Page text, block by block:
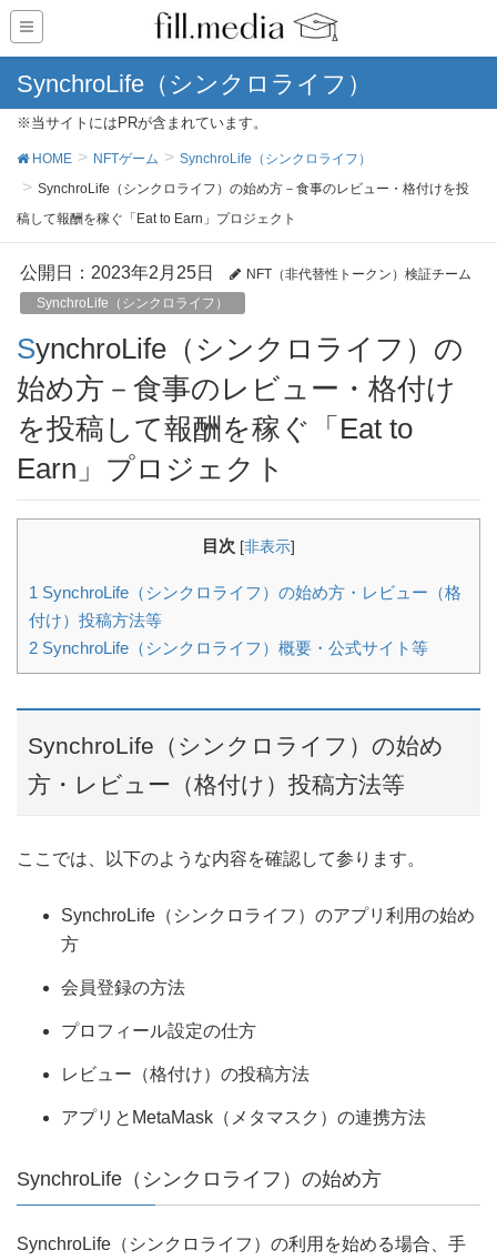
SynchroLife（シンクロライフ）
※当サイトにはPRが含まれています。
HOME NFTゲーム
SynchroLife（シンクロライフ）
SynchroLife（シンクロライフ）の始め方－食事のレビュー・格付けを投
稿して報酬を稼ぐ「Eat to Earn」プロジェクト
公開日： 2023年2月25日
NFT（非代替性トークン）検証チーム
SynchroLife（シンクロライフ）
SynchroLife（シンクロライフ）の
始め方－食事のレビュー・格付け
を投稿して報酬を稼ぐ「Eat to
Earn」プロジェクト
目次 [非表示]
1 SynchroLife（シンクロライフ）の始め方・レビュー（格
付け）投稿方法等
2 SynchroLife（シンクロライフ）概要・公式サイト等
SynchroLife（シンクロライフ）の始め
方・レビュー（格付け）投稿方法等
ここでは、以下のような内容を確認して参ります。
SynchroLife（シンクロライフ）のアプリ利用の始め
方
会員登録の方法
プロフィール設定の仕方
レビュー（格付け）の投稿方法
アプリとMetaMask（メタマスク）の連携方法
SynchroLife（シンクロライフ）の始め方
SynchroLife（シンクロライフ）の利用を始める場合、手